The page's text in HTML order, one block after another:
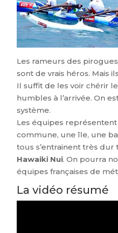
Les rameurs des
sont de vrais héros. Mais
Il suffit de les voir chérir
humbles à l’arrivée. On
système.
Les équipes
commune, une île, une
tous s’entrainent très dur
Hawaiki Nui. On pourra
équipes françaises de
La vidéo résumé